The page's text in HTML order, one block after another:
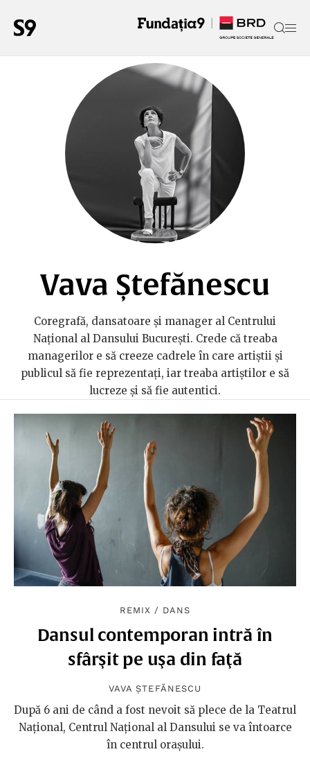
Vava Ștefănescu
Coregrafă, dansatoare şi manager al Centrului
Naţional al Dansului Bucureşti. Crede că treaba
managerilor e să creeze cadrele în care artiştii şi
publicul să fie reprezentaţi, iar treaba artiştilor e să
lucreze şi să fie autentici.
REMIX / DANS
Dansul contemporan intră în
sfârşit pe uşa din faţă
VAVA ȘTEFĂNESCU
După 6 ani de când a fost nevoit să plece de la Teatrul
Național, Centrul Național al Dansului se va întoarce
în centrul orașului.